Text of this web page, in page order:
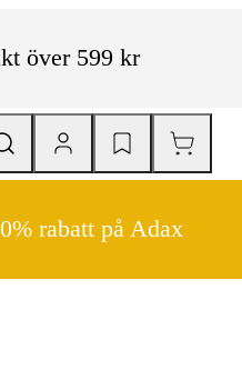
över 599 kr
rabatt på Adax